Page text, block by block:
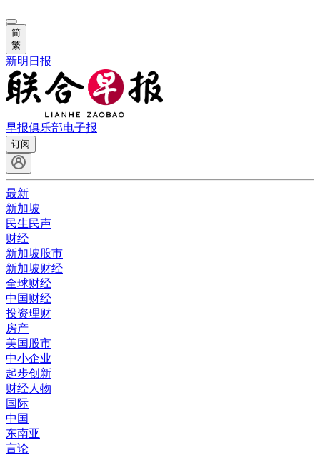
简
繁
新明日报
早报俱乐部电子报
订阅
最新
新加坡
民生民声
财经
新加坡股市
新加坡财经
全球财经
中国财经
投资理财
房产
美国股市
中小企业
起步创新
财经人物
国际
中国
东南亚
言论